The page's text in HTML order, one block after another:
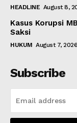
HEADLINE August 8,
Kasus Korupsi
Saksi
HUKUM August 7, 2026
Subscribe